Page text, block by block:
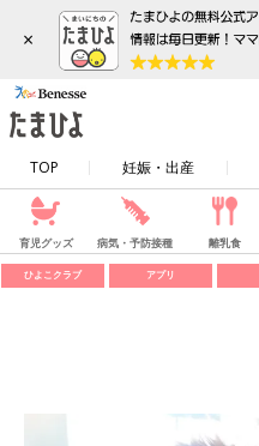
×
TOP 妊娠・出産
育児グッズ 病気・予防接種 離乳食
ひよこクラブ アプリ